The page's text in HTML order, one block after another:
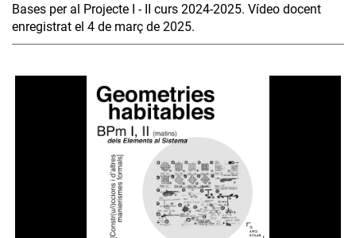
Bases per al Projecte I - II curs 2024-2025. Vídeo docent
enregistrat el 4 de març de 2025.